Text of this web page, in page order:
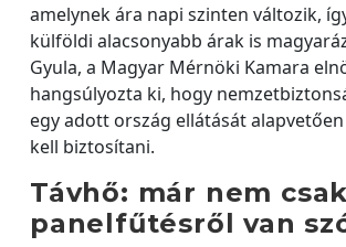
amelynek ára napi szinten változik,
külföldi alacsonyabb árak is
Gyula, a Magyar Mérnöki Kamara
hangsúlyozta ki, hogy
egy adott ország ellátását
kell biztosítani.
Távhő: már nem csak
panelfűtésről van